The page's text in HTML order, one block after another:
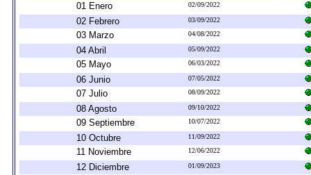
01 Enero 02/09/2022
02 Febrero 03/09/2022
03 Marzo 04/08/2022
04 Abril 05/09/2022
05 Mayo 06/03/2022
06 Junio 07/05/2022
07 Julio 08/09/2022
08 Agosto 09/10/2022
09 Septiembre 10/07/2022
10 Octubre 11/09/2022
11 Noviembre 12/06/2022
12 Diciembre 01/09/2023